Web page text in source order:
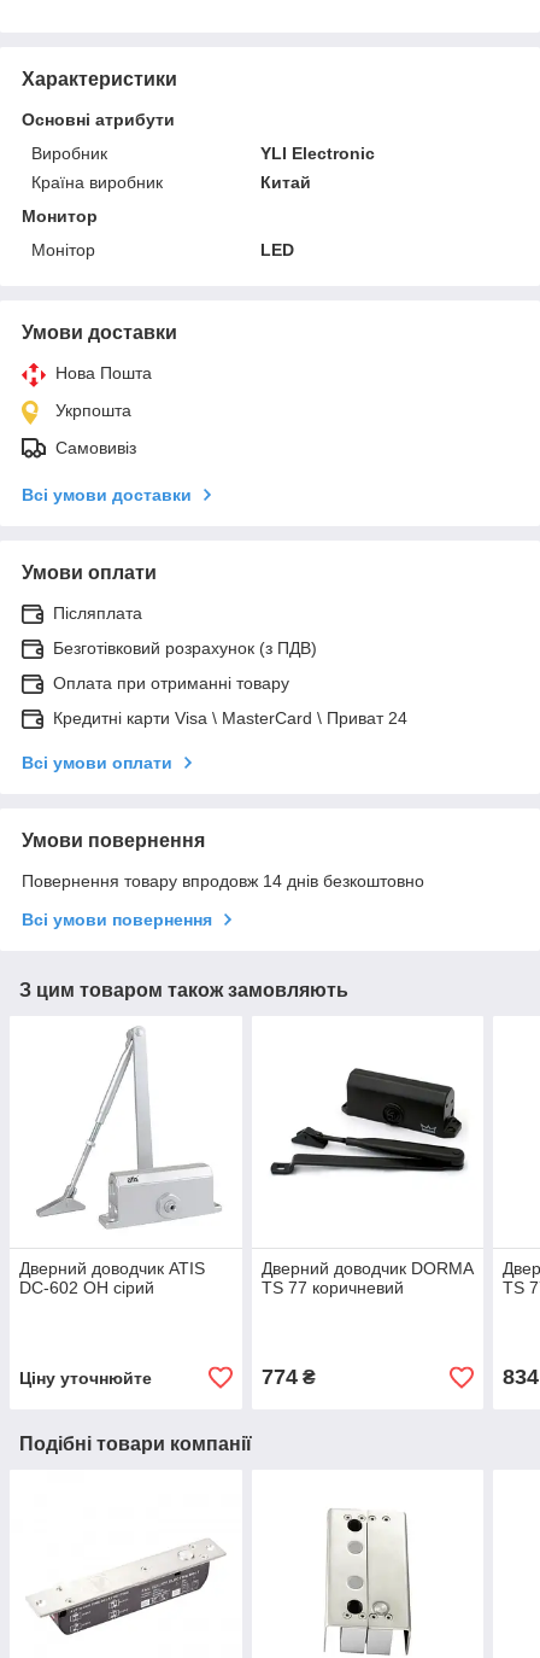
Характеристики
Основні атрибути
Виробник
YLI Electronic
Країна виробник
Китай
Монитор
Монітор
LED
Умови доставки
Нова Пошта
Укрпошта
Самовивіз
Всі умови доставки
Умови оплати
Післяплата
Безготівковий розрахунок (з ПДВ)
Оплата при отриманні товару
Кредитні карти Visa \ MasterCard \ Приват 24
Всі умови оплати
Умови повернення
Повернення товару впродовж 14 днів безкоштовно
Всі умови повернення
З цим товаром також замовляють
Дверний доводчик ATIS
DC-602 OH сірий
Ціну уточнюйте
Дверний доводчик DORMA
TS 77 коричневий
774₴
TS
834
Подібні товари компанії